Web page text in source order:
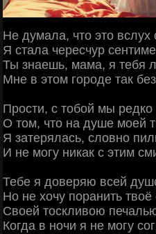
Не думала, что это вслух
Я стала чересчур
Ты знаешь, мама, я тебя
Мне в этом городе так
Прости, с тобой мы редко
О том, что на душе моей
Я затерялась, словно
И не могу никак с этим
Тебе я доверяю всей
Но не хочу поранить твоё
Своей тоскливою
Когда в ночи я не могу